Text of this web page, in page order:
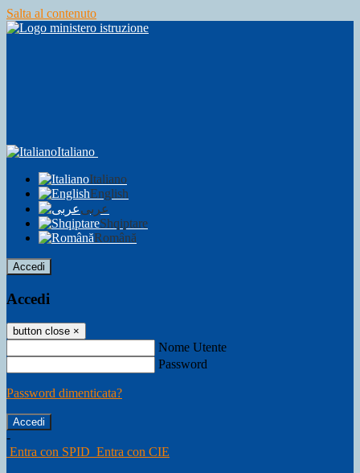
Salta al contenuto
Italiano
Italiano
English
عربى
Shqiptare
Română
Accedi
Accedi
button close ×
Nome Utente
Password
Password dimenticata?
-
Entra con SPID Entra con CIE